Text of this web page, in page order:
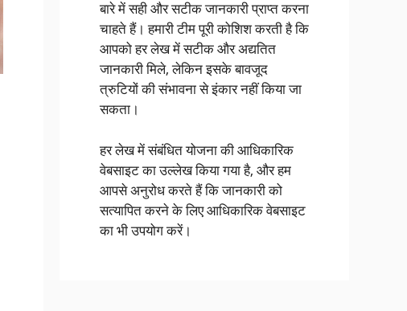
बारे में सही और सटीक जानकारी प्राप्त करना
चाहते हैं। हमारी टीम पूरी कोशिश करती है कि
आपको हर लेख में सटीक और अद्यतित
जानकारी मिले, लेकिन इसके बावजूद
त्रुटियों की संभावना से इंकार नहीं किया जा
सकता।
हर लेख में संबंधित योजना की आधिकारिक
वेबसाइट का उल्लेख किया गया है, और हम
आपसे अनुरोध करते हैं कि जानकारी को
सत्यापित करने के लिए आधिकारिक वेबसाइट
का भी उपयोग करें।